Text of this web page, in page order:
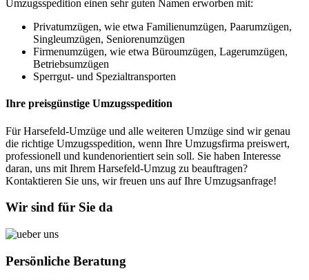
Umzugsspedition einen sehr guten Namen erworben mit:
Privatumzügen, wie etwa Familienumzügen, Paarumzügen,
Singleumzügen, Seniorenumzügen
Firmenumzügen, wie etwa Büroumzügen, Lagerumzügen,
Betriebsumzügen
Sperrgut- und Spezialtransporten
Ihre preisgünstige Umzugsspedition
Für Harsefeld-Umzüge und alle weiteren Umzüge sind wir genau
die richtige Umzugsspedition, wenn Ihre Umzugsfirma preiswert,
professionell und kundenorientiert sein soll. Sie haben Interesse
daran, uns mit Ihrem Harsefeld-Umzug zu beauftragen?
Kontaktieren Sie uns, wir freuen uns auf Ihre Umzugsanfrage!
Wir sind für Sie da
Persönliche Beratung